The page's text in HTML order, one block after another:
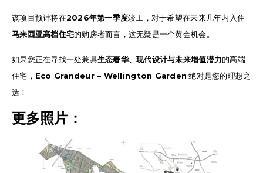
该项目预计将在2026年第一季度竣工，对于希望在未来几年内入住
马来西亚高档住宅的购房者而言，这无疑是一个黄金机会。
如果您正在寻找一处兼具生态奢华、现代设计与未来增值潜力的高端
住宅， Eco Grandeur – Wellington Garden 绝对是您的理想之
选！
更多照片：